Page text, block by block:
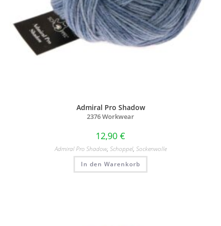
Admiral Pro Shadow
2376 Workwear
12,90 €
Admiral Pro Shadow, Schoppel, Sockenwolle
In den Warenkorb